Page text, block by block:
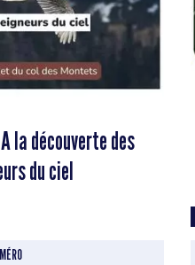
la découverte des
du ciel